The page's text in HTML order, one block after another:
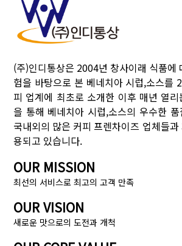
(주)인디통상은 2004년 창사이래 식품에
험을 바탕으로 본 베네치아 시럽,소스를
피 업계에 최초로 소개한 이후 매년 열
을 통해 베네치아 시럽,소스의 우수한
국내외의 많은 커피 프렌차이즈 업체들
용되고 있습니다.
OUR MISSION
최선의 서비스로 최고의 고객 만족
OUR VISION
새로운 맛으로의 도전과 개척